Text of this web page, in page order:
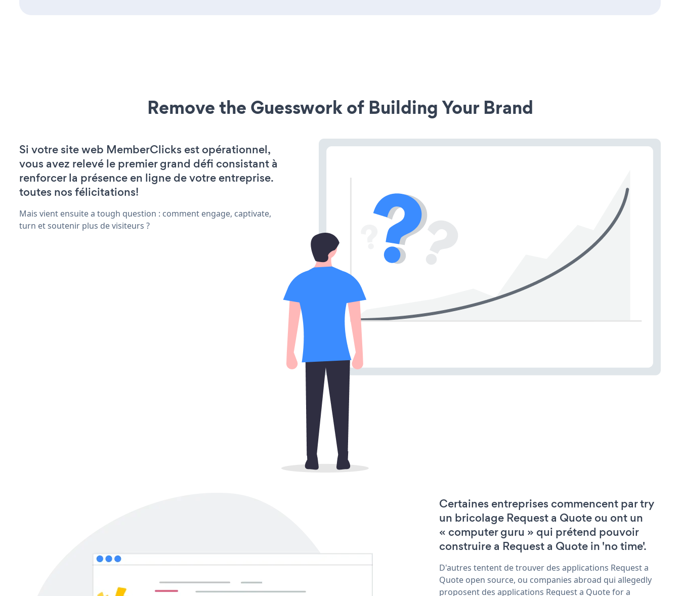
Remove the Guesswork of Building Your Brand
Si votre site web MemberClicks est opérationnel,
vous avez relevé le premier grand défi consistant à
renforcer la présence en ligne de votre entreprise.
toutes nos félicitations!
Mais vient ensuite a tough question : comment engage, captivate,
turn et soutenir plus de visiteurs ?
Certaines entreprises commencent par try
un bricolage Request a Quote ou ont un
« computer guru » qui prétend pouvoir
construire a Request a Quote in 'no time'.
D'autres tentent de trouver des applications Request a
Quote open source, ou companies abroad qui allegedly
proposent des applications Request a Quote for a